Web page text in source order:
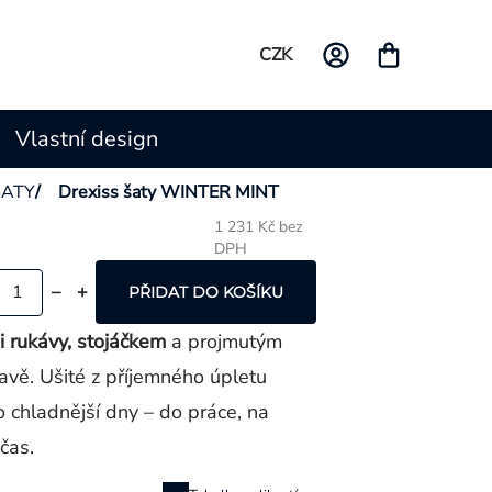
CZK
Vlastní design
/ Drexiss šaty WINTER MINT
1 231 Kč bez
DPH
PŘIDAT DO KOŠÍKU
rukávy, stojáčkem a projmutým
Ušité z příjemného úpletu
dny – do práce, na